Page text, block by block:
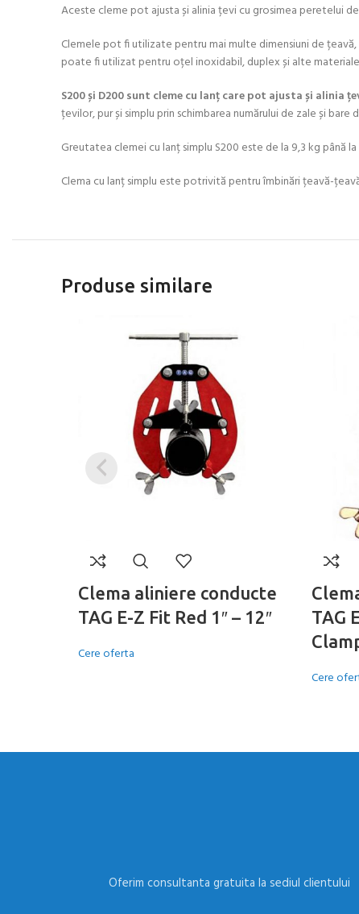
Aceste cleme pot ajusta și alinia țevi cu grosimea peretelui
Clemele pot fi utilizate pentru mai multe dimensiuni de
poate fi utilizat pentru oțel inoxidabil, duplex și alte
S200 și D200 sunt cleme cu lanț care pot ajusta și alinia
țevilor, pur și simplu prin schimbarea numărului de zale și bare
Greutatea clemei cu lanț simplu S200 este de la 9,3 kg până
Clema cu lanț simplu este potrivită pentru îmbinări țeavă-
Produse similare
Clema aliniere conducte
TAG E-Z Fit Red 1″ – 12″
Cere oferta
TAG
Cere
Oferim consultanta gratuita la sediul clientului